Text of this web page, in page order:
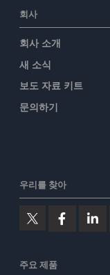
회사
회사 소개
새 소식
보도 자료 키트
문의하기
우리를 찾아
주요 제품